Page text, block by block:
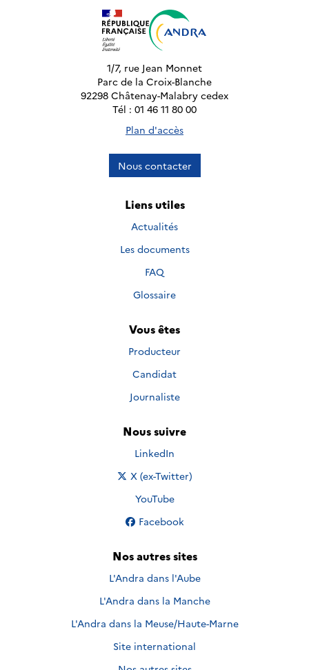
1/7, rue Jean Monnet
Parc de la Croix-Blanche
92298 Châtenay-Malabry cedex
Tél : 01 46 11 80 00
Plan d'accès
Nous contacter
Liens utiles
Actualités
Les documents
FAQ
Glossaire
Vous êtes
Producteur
Candidat
Journaliste
Nous suivre
Nous suivre sur
LinkedIn
Nous suivre sur
X (ex-Twitter)
Nous suivre sur
YouTube
Nous suivre sur
Facebook
Nos autres sites
L'Andra dans l'Aube
L'Andra dans la Manche
L'Andra dans la Meuse/Haute-Marne
Site international